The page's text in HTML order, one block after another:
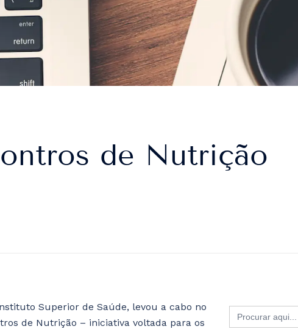
de Nutrição
Superior de Saúde, levou a cabo no
de Nutrição – iniciativa voltada para os
Search
for: